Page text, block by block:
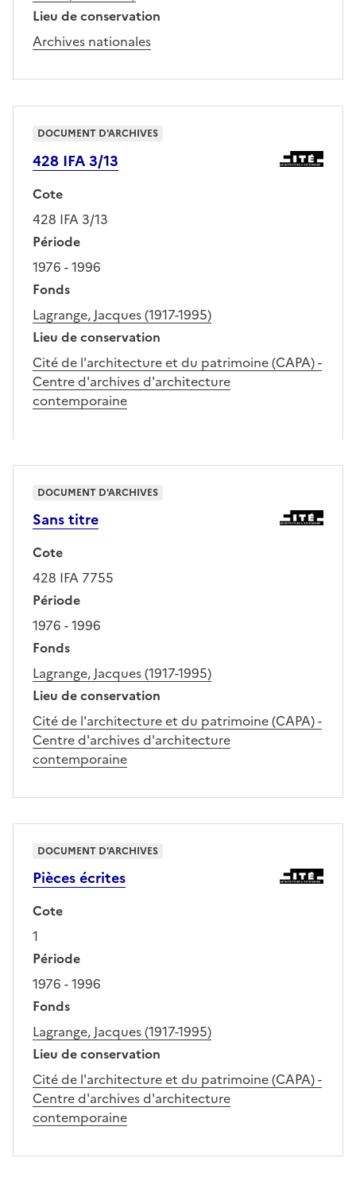
Lieu de conservation
Archives nationales
428 IFA 3/13
Cote
428 IFA 3/13
Période
1976 - 1996
Fonds
Lagrange, Jacques (1917-1995)
Lieu de conservation
Cité de l'architecture et du patrimoine (CAPA) -
Centre d'archives d'architecture
contemporaine
DOCUMENT D'ARCHIVES
Sans titre
Cote
428 IFA 7755
Période
1976 - 1996
Fonds
Lagrange, Jacques (1917-1995)
Lieu de conservation
Cité de l'architecture et du patrimoine (CAPA) -
Centre d'archives d'architecture
contemporaine
DOCUMENT D'ARCHIVES
Pièces écrites
Cote
1
Période
1976 - 1996
Fonds
Lagrange, Jacques (1917-1995)
Lieu de conservation
Cité de l'architecture et du patrimoine (CAPA) -
Centre d'archives d'architecture
contemporaine
DOCUMENT D'ARCHIVES